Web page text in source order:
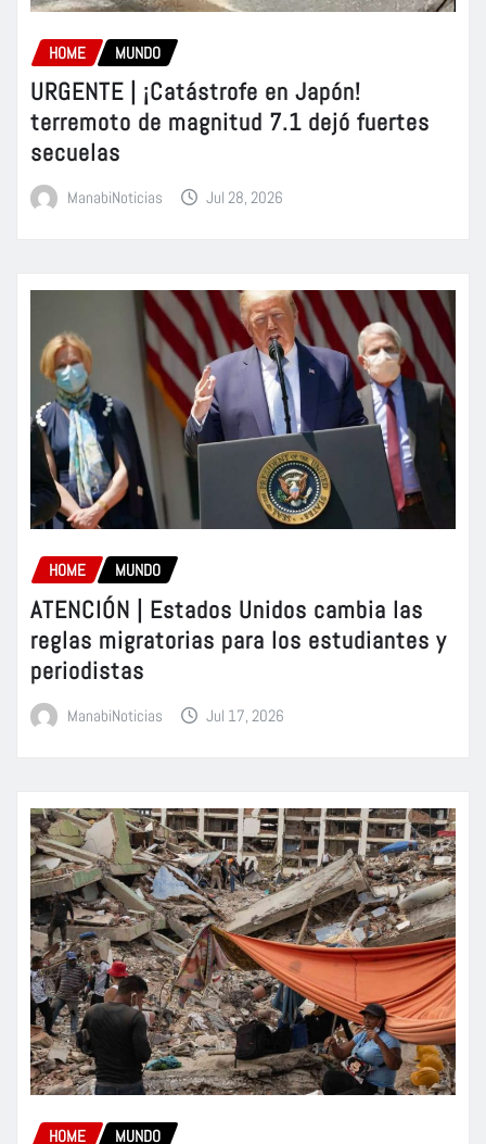
HOME MUNDO
URGENTE | ¡Catástrofe en Japón!
terremoto de magnitud 7.1 dejó fuertes
secuelas
ManabiNoticias Jul 28, 2026
HOME MUNDO
ATENCIÓN | Estados Unidos cambia las
reglas migratorias para los estudiantes y
periodistas
ManabiNoticias Jul 17, 2026
HOME MUNDO